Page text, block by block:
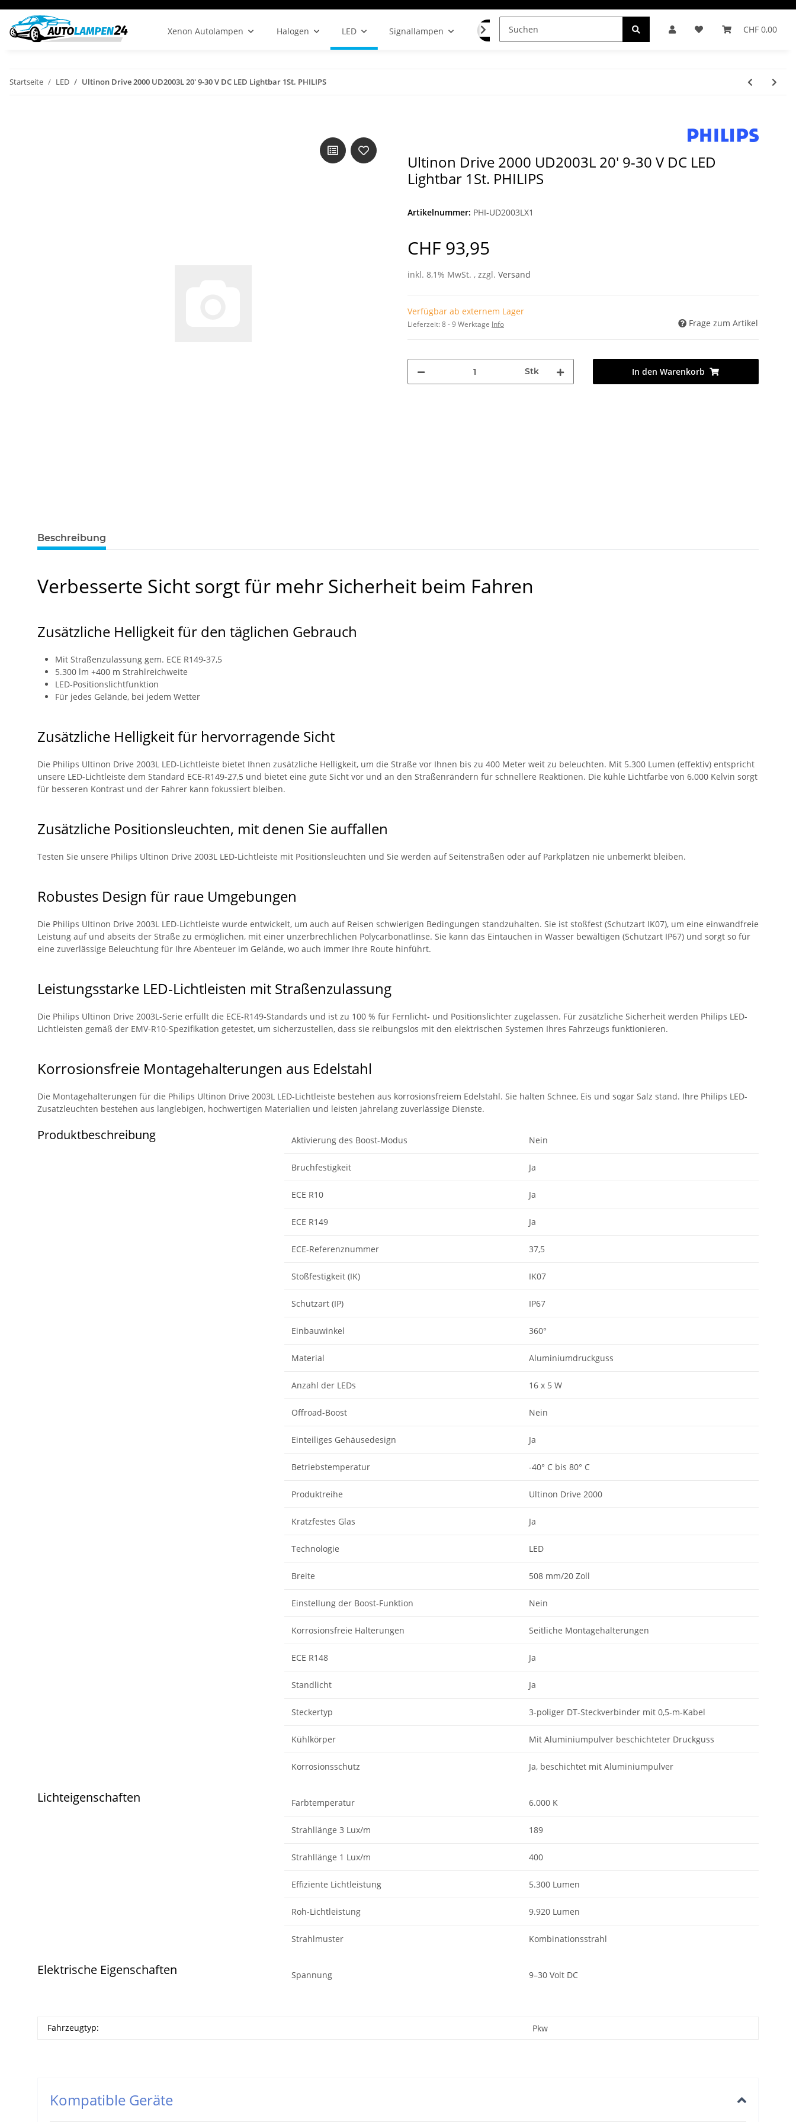
CHF 0,00
Xenon Autolampen Halogen LED Signallampen LAMPENFINDER
Startseite LED Ultinon Drive 2000 UD2003L 20' 9-30 V DC LED Lightbar 1St. PHILIPS
Ultinon Drive 2000 UD2003L 20' 9-30 V DC LED
Lightbar 1St. PHILIPS
Artikelnummer: PHI-UD2003LX1
CHF 93,95
inkl. 8,1% MwSt. , zzgl. Versand
Verfügbar ab externem Lager
Lieferzeit:8 - 9 Werktage Info Frage zum Artikel
Stk In den Warenkorb
Beschreibung
Verbesserte Sicht sorgt für mehr Sicherheit beim Fahren
Zusätzliche Helligkeit für den täglichen Gebrauch
Mit Straßenzulassung gem. ECE R149-37,5
5.300 lm +400 m Strahlreichweite
LED-Positionslichtfunktion
Für jedes Gelände, bei jedem Wetter
Zusätzliche Helligkeit für hervorragende Sicht
Die Philips Ultinon Drive 2003L LED-Lichtleiste bietet Ihnen zusätzliche Helligkeit, um die Straße vor Ihnen bis zu 400 Meter weit zu beleuchten. Mit 5.300 Lumen (effektiv) entspricht
unsere LED-Lichtleiste dem Standard ECE-R149-27,5 und bietet eine gute Sicht vor und an den Straßenrändern für schnellere Reaktionen. Die kühle Lichtfarbe von 6.000 Kelvin sorgt
für besseren Kontrast und der Fahrer kann fokussiert bleiben.
Zusätzliche Positionsleuchten, mit denen Sie auffallen
Testen Sie unsere Philips Ultinon Drive 2003L LED-Lichtleiste mit Positionsleuchten und Sie werden auf Seitenstraßen oder auf Parkplätzen nie unbemerkt bleiben.
Robustes Design für raue Umgebungen
Die Philips Ultinon Drive 2003L LED-Lichtleiste wurde entwickelt, um auch auf Reisen schwierigen Bedingungen standzuhalten. Sie ist stoßfest (Schutzart IK07), um eine einwandfreie
Leistung auf und abseits der Straße zu ermöglichen, mit einer unzerbrechlichen Polycarbonatlinse. Sie kann das Eintauchen in Wasser bewältigen (Schutzart IP67) und sorgt so für
eine zuverlässige Beleuchtung für Ihre Abenteuer im Gelände, wo auch immer Ihre Route hinführt.
Leistungsstarke LED-Lichtleisten mit Straßenzulassung
Die Philips Ultinon Drive 2003L-Serie erfüllt die ECE-R149-Standards und ist zu 100 % für Fernlicht- und Positionslichter zugelassen. Für zusätzliche Sicherheit werden Philips LED-
Lichtleisten gemäß der EMV-R10-Spezifikation getestet, um sicherzustellen, dass sie reibungslos mit den elektrischen Systemen Ihres Fahrzeugs funktionieren.
Korrosionsfreie Montagehalterungen aus Edelstahl
Die Montagehalterungen für die Philips Ultinon Drive 2003L LED-Lichtleiste bestehen aus korrosionsfreiem Edelstahl. Sie halten Schnee, Eis und sogar Salz stand. Ihre Philips LED-
Zusatzleuchten bestehen aus langlebigen, hochwertigen Materialien und leisten jahrelang zuverlässige Dienste.
Produktbeschreibung Aktivierung des Boost-Modus Nein
Bruchfestigkeit Ja
ECE R10 Ja
ECE R149 Ja
ECE-Referenznummer 37,5
Stoßfestigkeit (IK) IK07
Schutzart (IP) IP67
Einbauwinkel 360°
Material Aluminiumdruckguss
Anzahl der LEDs 16 x 5 W
Offroad-Boost Nein
Einteiliges Gehäusedesign Ja
Betriebstemperatur -40° C bis 80° C
Produktreihe Ultinon Drive 2000
Kratzfestes Glas Ja
Technologie LED
Breite 508 mm/20 Zoll
Einstellung der Boost-Funktion Nein
Korrosionsfreie Halterungen Seitliche Montagehalterungen
ECE R148 Ja
Standlicht Ja
Steckertyp 3-poliger DT-Steckverbinder mit 0,5-m-Kabel
Kühlkörper Mit Aluminiumpulver beschichteter Druckguss
Korrosionsschutz Ja, beschichtet mit Aluminiumpulver
Lichteigenschaften Farbtemperatur 6.000 K
Strahllänge 3 Lux/m 189
Strahllänge 1 Lux/m 400
Effiziente Lichtleistung 5.300 Lumen
Roh-Lichtleistung 9.920 Lumen
Strahlmuster Kombinationsstrahl
Elektrische Eigenschaften Spannung 9–30 Volt DC
Fahrzeugtyp: Pkw
Kompatible Geräte